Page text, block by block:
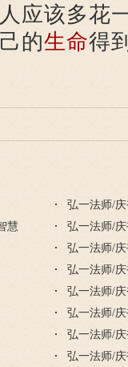
应该多花
的生命得
弘一法师/
慧
弘一法师/
弘一法师/
弘一法师/
弘一法师/
弘一法师/
弘一法师/
弘一法师/